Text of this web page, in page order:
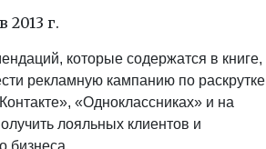
2013 г.
которые содержатся в книге,
рекламную кампанию по раскрутке
«Одноклассниках» и на
лояльных клиентов и